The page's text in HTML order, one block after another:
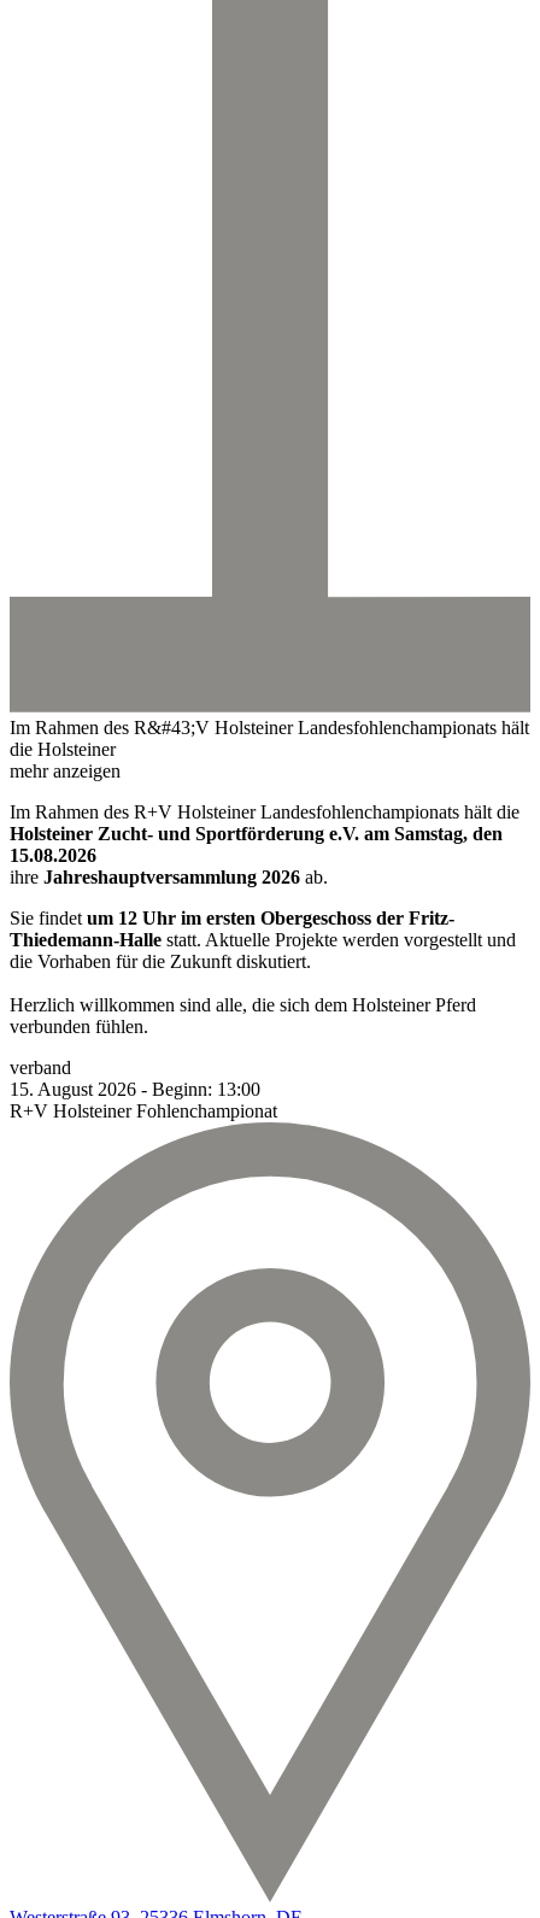
Im Rahmen des R&#43;V Holsteiner Landesfohlenchampionats hält
die Holsteiner
mehr anzeigen
Im Rahmen des R+V Holsteiner Landesfohlenchampionats hält die
Holsteiner Zucht- und Sportförderung e.V. am Samstag, den
15.08.2026
ihre Jahreshauptversammlung 2026 ab.
Sie findet um 12 Uhr im ersten Obergeschoss der Fritz-
Thiedemann-Halle statt. Aktuelle Projekte werden vorgestellt und
die Vorhaben für die Zukunft diskutiert.
Herzlich willkommen sind alle, die sich dem Holsteiner Pferd
verbunden fühlen.
verband
15. August 2026 - Beginn: 13:00
R+V Holsteiner Fohlenchampionat